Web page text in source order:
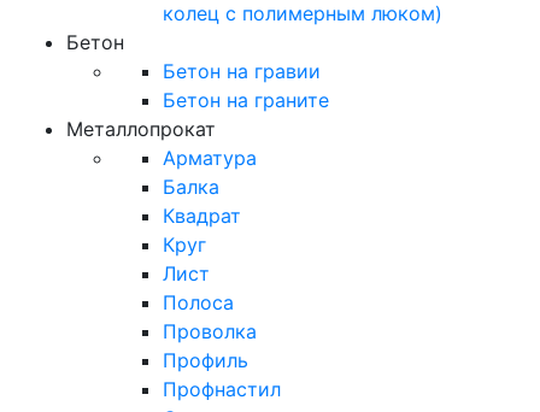
колец с полимерным люком)
Бетон
Бетон на гравии
Бетон на граните
Металлопрокат
Арматура
Балка
Квадрат
Круг
Лист
Полоса
Проволка
Профиль
Профнастил